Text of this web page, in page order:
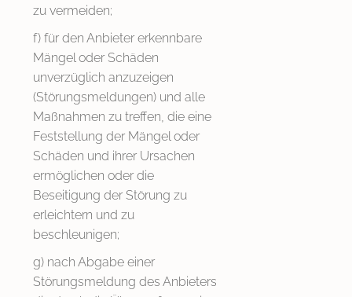
zu vermeiden;
f) für den Anbieter erkennbare
Mängel oder Schäden
unverzüglich anzuzeigen
(Störungsmeldungen) und alle
Maßnahmen zu treffen, die eine
Feststellung der Mängel oder
Schäden und ihrer Ursachen
ermöglichen oder die
Beseitigung der Störung zu
erleichtern und zu
beschleunigen;
g) nach Abgabe einer
Störungsmeldung des Anbieters